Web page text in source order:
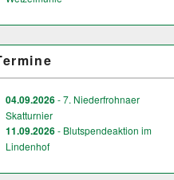
04.09.2026- 7. Niederfrohnaer
Skatturnier
11.09.2026- Blutspendeaktion im
Lindenhof